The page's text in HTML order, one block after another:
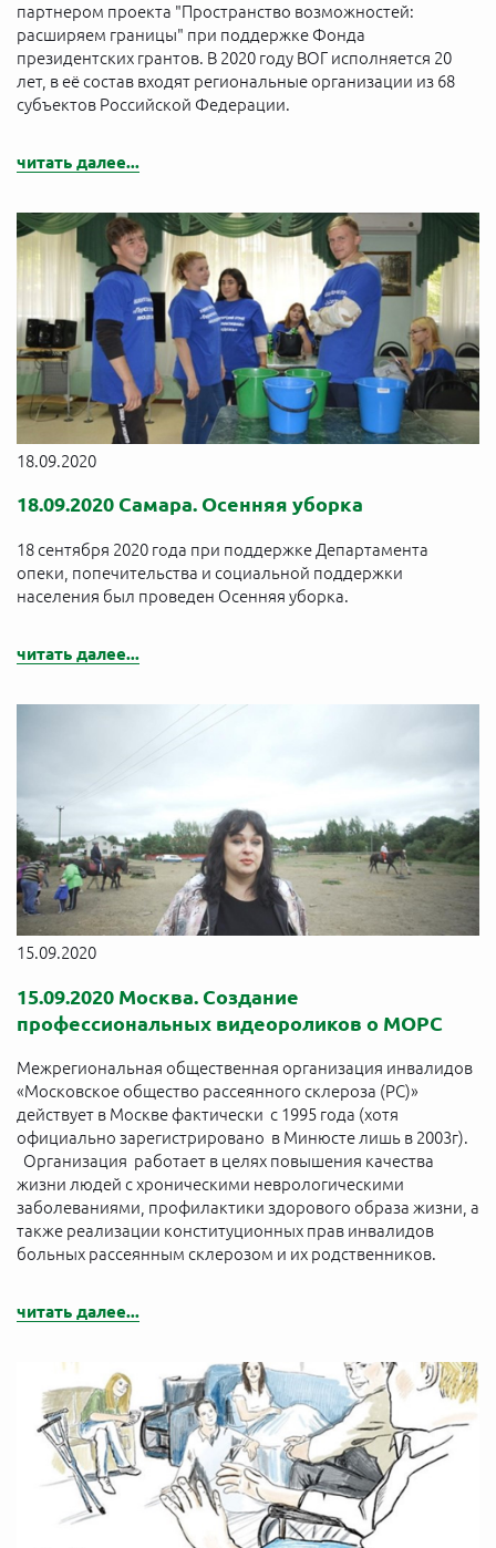
партнером проекта "Пространство возможностей:
расширяем границы" при поддержке Фонда
президентских грантов. В 2020 году ВОГ исполняется 20
лет, в её состав входят региональные организации из 68
субъектов Российской Федерации.
читать далее...
18.09.2020
18.09.2020 Самара. Осенняя уборка
18 сентября 2020 года при поддержке Департамента
опеки, попечительства и социальной поддержки
населения был проведен Осенняя уборка.
читать далее...
15.09.2020
15.09.2020 Москва. Создание
профессиональных видеороликов о МОРС
Межрегиональная общественная организация инвалидов
«Московское общество рассеянного склероза (РС)»
действует в Москве фактически с 1995 года (хотя
официально зарегистрировано в Минюсте лишь в 2003г).
Организация работает в целях повышения качества
жизни людей с хроническими неврологическими
заболеваниями, профилактики здорового образа жизни, а
также реализации конституционных прав инвалидов
больных рассеянным склерозом и их родственников.
читать далее...